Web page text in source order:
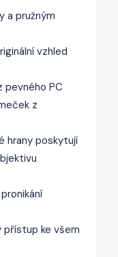
a pružným
vzhled
pevného PC
z
hrany poskytují
přístup ke všem